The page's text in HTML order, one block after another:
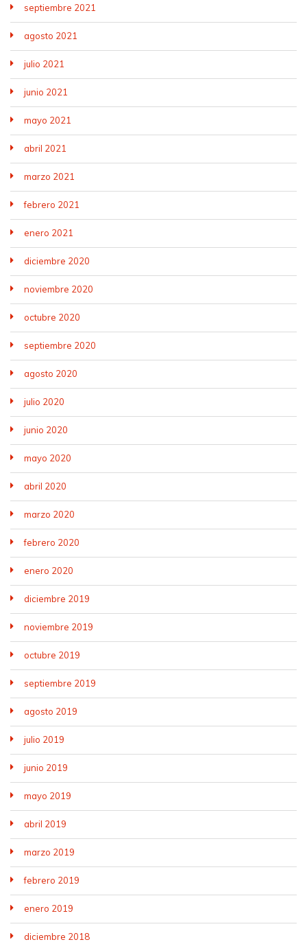
septiembre 2021
agosto 2021
julio 2021
junio 2021
mayo 2021
abril 2021
marzo 2021
febrero 2021
enero 2021
diciembre 2020
noviembre 2020
octubre 2020
septiembre 2020
agosto 2020
julio 2020
junio 2020
mayo 2020
abril 2020
marzo 2020
febrero 2020
enero 2020
diciembre 2019
noviembre 2019
octubre 2019
septiembre 2019
agosto 2019
julio 2019
junio 2019
mayo 2019
abril 2019
marzo 2019
febrero 2019
enero 2019
diciembre 2018